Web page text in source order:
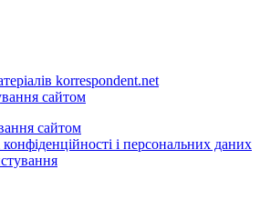
korrespondent.net
сайтом
сайтом
і персональних даних